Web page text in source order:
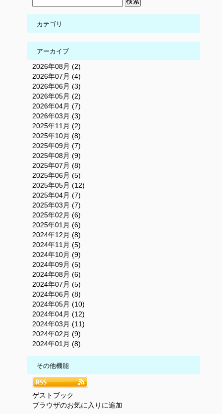
カテゴリ
アーカイブ
2026年08月 (2)
2026年07月 (4)
2026年06月 (3)
2026年05月 (2)
2026年04月 (7)
2026年03月 (3)
2025年11月 (2)
2025年10月 (8)
2025年09月 (7)
2025年08月 (9)
2025年07月 (8)
2025年06月 (5)
2025年05月 (12)
2025年04月 (7)
2025年03月 (7)
2025年02月 (6)
2025年01月 (6)
2024年12月 (8)
2024年11月 (5)
2024年10月 (9)
2024年09月 (5)
2024年08月 (6)
2024年07月 (5)
2024年06月 (8)
2024年05月 (10)
2024年04月 (12)
2024年03月 (11)
2024年02月 (9)
2024年01月 (8)
その他機能
ゲストブック
ブラウザのお気に入りに追加